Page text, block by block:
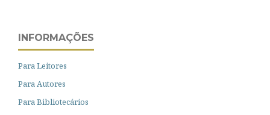
INFORMAÇÕES
Para Leitores
Para Autores
Para Bibliotecários